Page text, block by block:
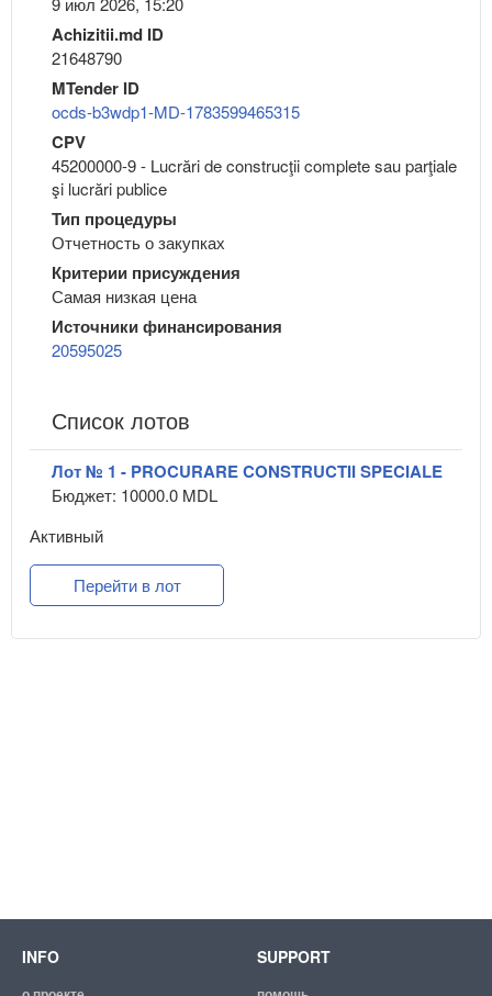
Achizitii.md ID
21648790
MTender ID
ocds-b3wdp1-MD-1783599465315
CPV
45200000-9 - Lucrări de construcţii complete sau parţiale
şi lucrări publice
Тип процедуры
Отчетность о закупках
Критерии присуждения
Самая низкая цена
Источники финансирования
20595025
Список лотов
Лот № 1 - PROCURARE CONSTRUCTII SPECIALE
Бюджет: 10000.0 MDL
Активный
Перейти в лот
INFO SUPPORT